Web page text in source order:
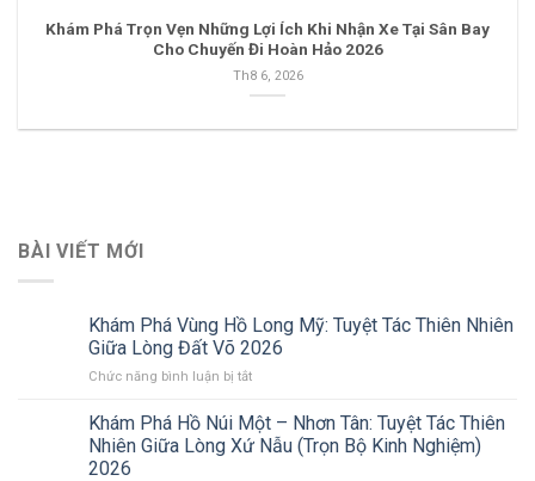
Khám Phá Trọn Vẹn Những Lợi Ích Khi Nhận Xe Tại Sân Bay
Cho Chuyến Đi Hoàn Hảo 2026
Th8 6, 2026
BÀI VIẾT MỚI
Khám Phá Vùng Hồ Long Mỹ: Tuyệt Tác Thiên Nhiên
Giữa Lòng Đất Võ 2026
Chức năng bình luận bị tắtở
Phá
Vùng
Hồ
Khám Phá Hồ Núi Một – Nhơn Tân: Tuyệt Tác Thiên
Nhiên Giữa Lòng Xứ Nẫu (Trọn Bộ Kinh Nghiệm)
2026